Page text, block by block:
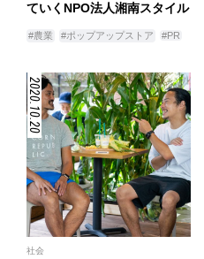
ていくNPO法人湘南スタイル
#農業 #ポップアップストア #PR
2020.10.20
社会